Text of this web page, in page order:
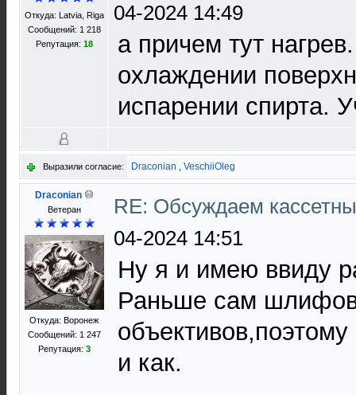
Откуда: Latvia, Riga
Сообщений: 1 218
Репутация: 18
04-2024 14:49
а причем тут
охлаждении
испарении спирта.
Выразили согласие: Draconian , VeschiiOleg
Draconian
Ветеран
Откуда: Воронеж
Сообщений: 1 247
Репутация: 3
RE: Обсуждаем
04-2024 14:51
Ну я и имею ввиду
Раньше сам
и как.